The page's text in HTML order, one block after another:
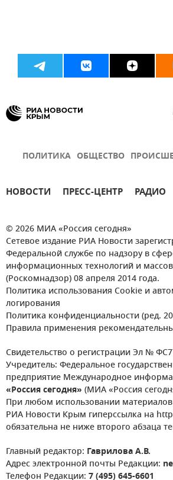
ПОЛИТИКА ОБЩЕСТВО
НОВОСТИ ПРЕСС-ЦЕНТР РАДИО
© 2026 МИА «Россия сегодня»
Сетевое издание РИА Новости
Федеральной службе по надзору в
информационных технологий и
(Роскомнадзор) 08 апреля 2014 года.
Политика использования Cookie и
логирования
Политика конфиденциальности (ред.
Правила применения
Свидетельство о регистрации Эл №
Учредитель: Федеральное
предприятие Международное
«Россия сегодня» (МИА «Россия
При любом использовании материалов
РИА Новости Крым гиперссылка на
обязательна не ниже второго абзаца
Главный редактор: Гаврилова А.В.
Адрес электронной почты Редакции:
Телефон Редакции: 7 (495) 645-6601